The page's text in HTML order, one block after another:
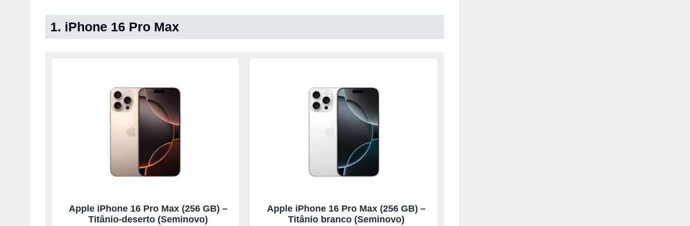
1. iPhone 16 Pro Max
Apple iPhone 16 Pro Max (256 GB) –
Titânio-deserto (Seminovo)
Apple iPhone 16 Pro Max (256 GB) –
Titânio branco (Seminovo)